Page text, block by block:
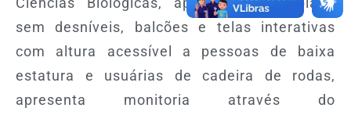
sem desníveis, balcões e telas interativas
com altura acessível a pessoas de baixa
estatura e usuárias de cadeira de rodas,
apresenta monitoria através do